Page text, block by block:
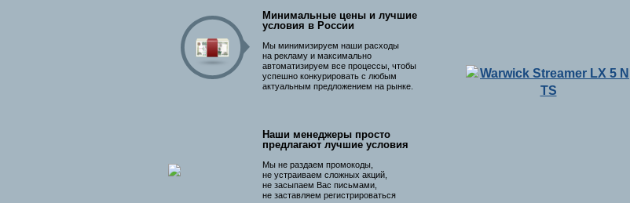
Минимальные цены и лучшие
условия в России
Мы минимизируем наши расходы
на рекламу и максимально
автоматизируем все процессы, чтобы
успешно конкурировать с любым
актуальным предложением на рынке.
Наши менеджеры просто
предлагают лучшие условия
Мы не раздаем промокоды,
не устраиваем сложных акций,
не засыпаем Вас письмами,
не заставляем регистрироваться